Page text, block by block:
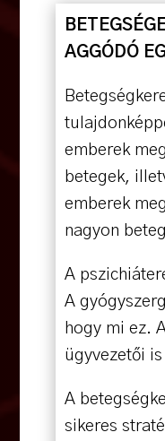
AGGÓDÓ
emberek
betegek,
emberek
nagyon
A
A
hogy mi ez.
ügyvezetői
A
sikeres